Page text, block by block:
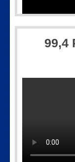
99,4